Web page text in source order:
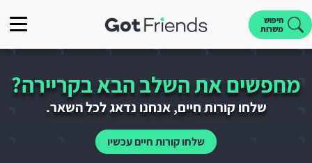
חיפוש
משרות
מחפשים את השלב הבא בקריירה?
שלחו קורות חיים, אנחנו נדאג לכל השאר.
שלחו קורות חיים עכשיו